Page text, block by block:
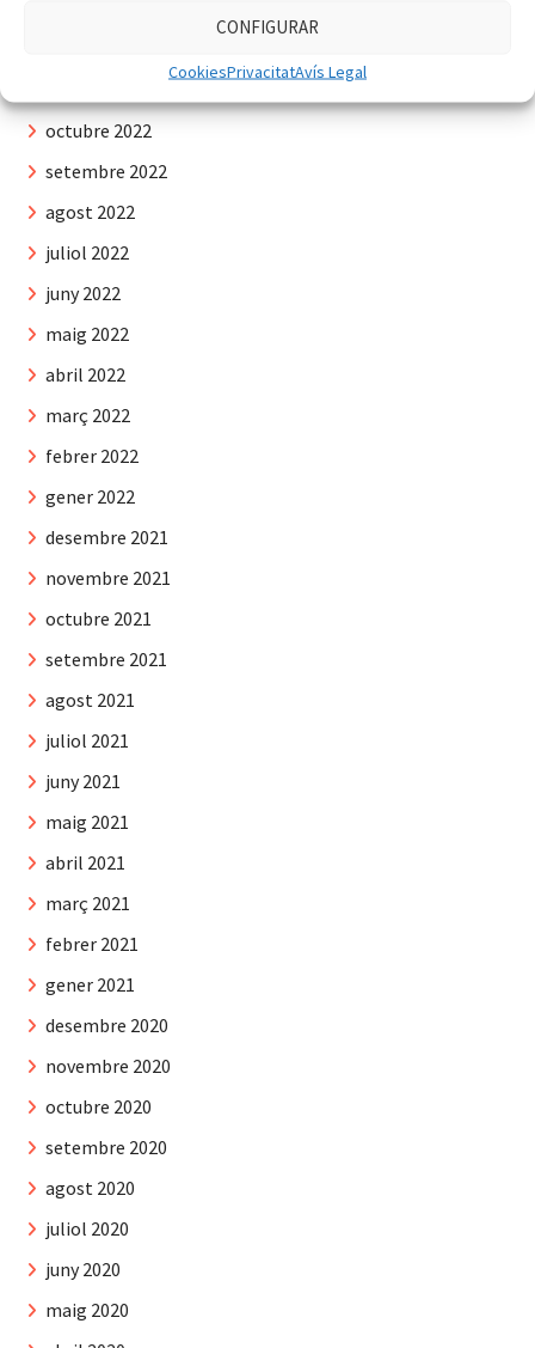
CONFIGURAR
CookiesPrivacitatAvís Legal
octubre 2022
setembre 2022
agost 2022
juliol 2022
juny 2022
maig 2022
abril 2022
març 2022
febrer 2022
gener 2022
desembre 2021
novembre 2021
octubre 2021
setembre 2021
agost 2021
juliol 2021
juny 2021
maig 2021
abril 2021
març 2021
febrer 2021
gener 2021
desembre 2020
novembre 2020
octubre 2020
setembre 2020
agost 2020
juliol 2020
juny 2020
maig 2020